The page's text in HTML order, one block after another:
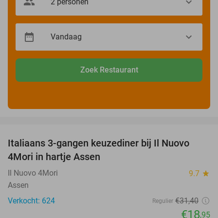
Zoek Restaurant
40%
Italiaans 3-gangen keuzediner bij Il Nuovo
4Mori in hartje Assen
Il Nuovo 4Mori 9.7 star
Assen
Verkocht: 624
Regulier €31,40
€18,95